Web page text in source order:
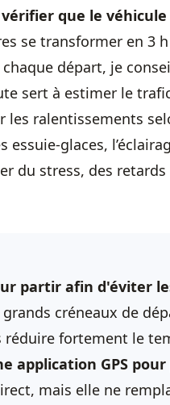
que le
se transformer en 3 h
départ, je
sert à estimer le
ralentissements
glaces,
du stress, des
partir afin d'éviter
créneaux de
fortement le
application GPS
mais elle ne